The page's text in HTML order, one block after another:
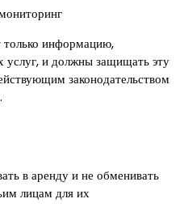
информацию,
услуг, и должны защищать эту
законодательством
в аренду и не обменивать
лицам для их